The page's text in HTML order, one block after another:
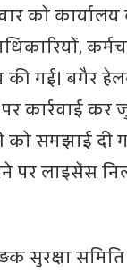
को
गई। बगैर
कार्रवाई कर
को समझाई दी
लाइसेंस
सुरक्षा समिति